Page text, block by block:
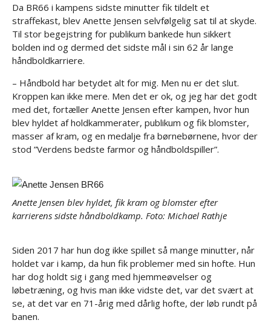
Da BR66 i kampens sidste minutter fik tildelt et
straffekast, blev Anette Jensen selvfølgelig sat til at skyde.
Til stor begejstring for publikum bankede hun sikkert
bolden ind og dermed det sidste mål i sin 62 år lange
håndboldkarriere.
– Håndbold har betydet alt for mig. Men nu er det slut.
Kroppen kan ikke mere. Men det er ok, og jeg har det godt
med det, fortæller Anette Jensen efter kampen, hvor hun
blev hyldet af holdkammerater, publikum og fik blomster,
masser af kram, og en medalje fra børnebørnene, hvor der
stod ”Verdens bedste farmor og håndboldspiller”.
Anette Jensen blev hyldet, fik kram og blomster efter
karrierens sidste håndboldkamp. Foto: Michael Rathje
Siden 2017 har hun dog ikke spillet så mange minutter, når
holdet var i kamp, da hun fik problemer med sin hofte. Hun
har dog holdt sig i gang med hjemmeøvelser og
løbetræning, og hvis man ikke vidste det, var det svært at
se, at det var en 71-årig med dårlig hofte, der løb rundt på
banen.